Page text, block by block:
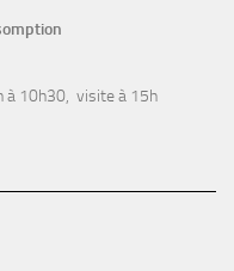
à 10h30, visite à 15h